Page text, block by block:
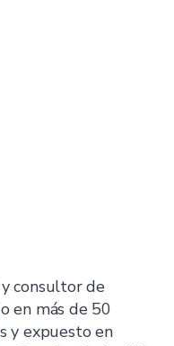
consultor de
en más de 50
y expuesto en